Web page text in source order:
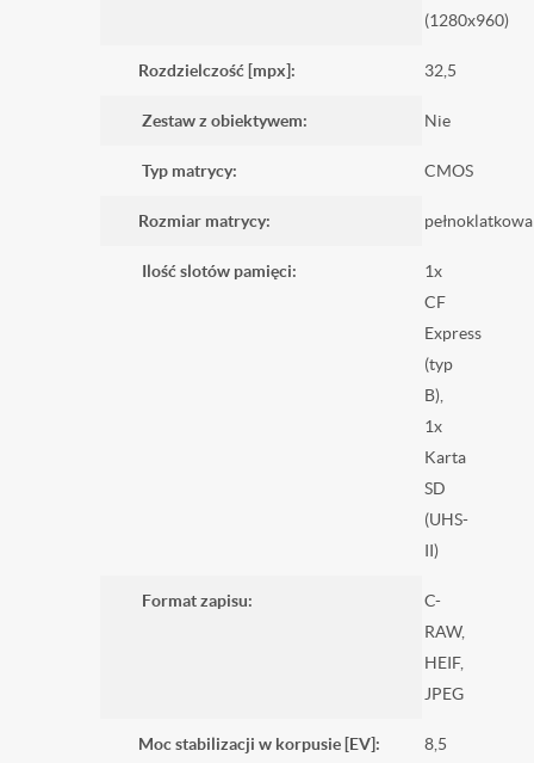
(1280x960)
Rozdzielczość [mpx]: 32,5
Zestaw z obiektywem: Nie
Typ matrycy: CMOS
Rozmiar matrycy: pełnoklatkowa
Ilość slotów pamięci:
1x
CF
Express
(typ
B),
1x
Karta
SD
(UHS-
II)
Format zapisu:
C-
RAW,
HEIF,
JPEG
Moc stabilizacji w korpusie [EV]: 8,5